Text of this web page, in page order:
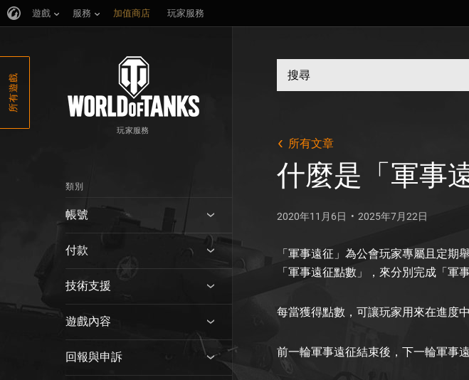
遊戲 服務 加值商店 玩家服務
所有遊戲
玩家服務
類別
帳號
付款
技術支援
遊戲內容
回報與申訴
所有文章
什麼是「軍事
2020年11月6日 2025年7月22日
「軍事遠征」為公會玩家專屬且定
「軍事遠征點數」，來分別完成「軍
每當獲得點數，可讓玩家用來在進度
前一輪軍事遠征結束後，下一輪軍事